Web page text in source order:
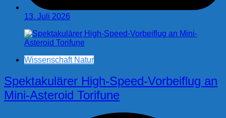
13. Juli 2026
Wissenschaft Natur
Spektakulärer High-Speed-Vorbeiflug an
Mini-Asteroid Torifune